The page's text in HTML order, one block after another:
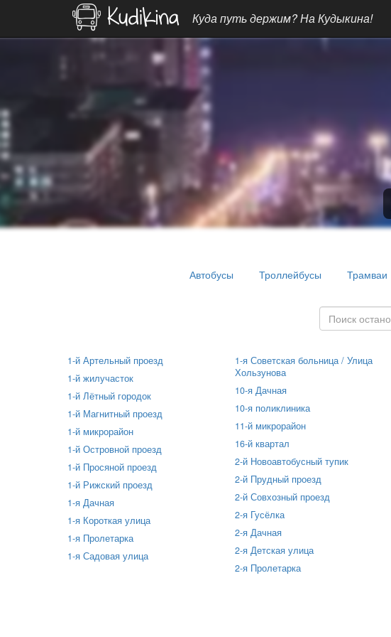
Куда путь держим? На Кудыкина!
Автобусы Троллейбусы Трамваи
1-й Артельный проезд
1-й жилучасток
1-й Лётный городок
1-й Магнитный проезд
1-й микрорайон
1-й Островной проезд
1-й Просяной проезд
1-й Рижский проезд
1-я Дачная
1-я Короткая улица
1-я Пролетарка
1-я Садовая улица
1-я Советская больница / Улица
Хользунова
10-я Дачная
10-я поликлиника
11-й микрорайон
16-й квартал
2-й Новоавтобусный тупик
2-й Прудный проезд
2-й Совхозный проезд
2-я Гусёлка
2-я Дачная
2-я Детская улица
2-я Пролетарка